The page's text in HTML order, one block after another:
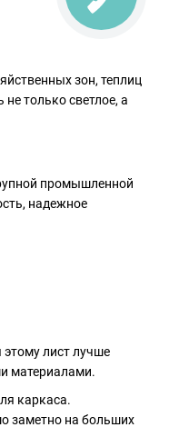
зон, теплиц
только светлое, а
промышленной
надежное
лист лучше
материалами.
каркаса.
заметно на больших